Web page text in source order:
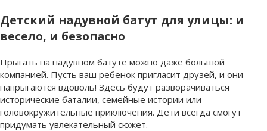
Детский надувной батут для улицы: и
весело, и безопасно
Прыгать на надувном батуте можно даже большой
компанией. Пусть ваш ребенок пригласит друзей, и они
напрыгаются вдоволь! Здесь будут разворачиваться
исторические баталии, семейные истории или
головокружительные приключения. Дети всегда смогут
придумать увлекательный сюжет.